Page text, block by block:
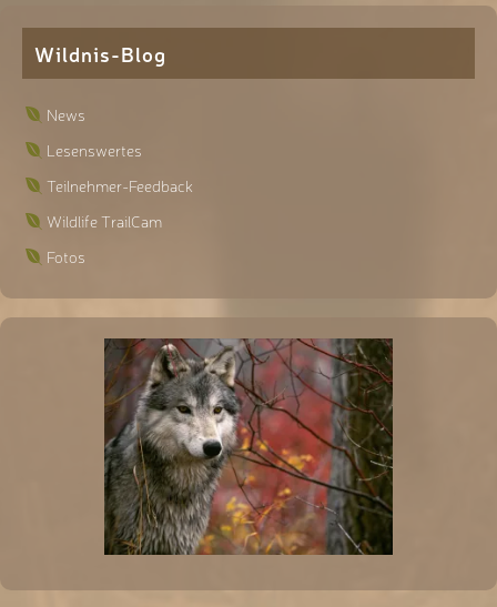
Wildnis-Blog
News
Lesenswertes
Teilnehmer-Feedback
Wildlife TrailCam
Fotos